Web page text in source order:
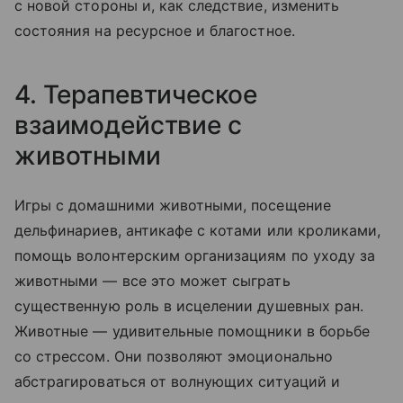
с новой стороны и, как следствие, изменить
состояния на ресурсное и благостное.
4. Терапевтическое
взаимодействие с
животными
Игры с домашними животными, посещение
дельфинариев, антикафе с котами или кроликами,
помощь волонтерским организациям по уходу за
животными — все это может сыграть
существенную роль в исцелении душевных ран.
Животные — удивительные помощники в борьбе
со стрессом. Они позволяют эмоционально
абстрагироваться от волнующих ситуаций и